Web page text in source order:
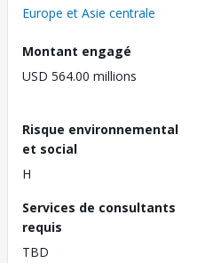
Europe et Asie centrale
Montant engagé
USD 564.00 millions
Risque environnemental
et social
H
Services de consultants
requis
TBD